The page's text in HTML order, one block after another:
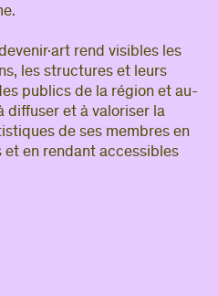
rend visibles les
les structures et leurs
publics de la région et au-
diffuser et à valoriser la
de ses membres en
en rendant accessibles